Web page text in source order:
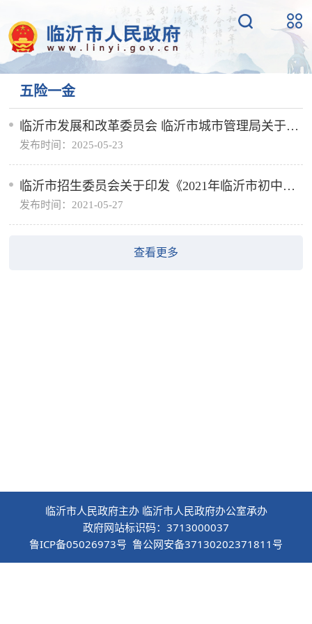
五险一金
临沂市发展和改革委员会 临沂市城市管理局关于继
续执行临发改成本〔2024〕137号文件的通知
发布时间：2025-05-23
临沂市招生委员会关于印发《2021年临沂市初中后
高等职业教育高等师范教育及普通中专招生录取工
作方案》的通知
发布时间：2021-05-27
查看更多
临沂市人民政府主办 临沂市人民政府办公室承办
政府网站标识码：3713000037
鲁ICP备05026973号 鲁公网安备37130202371811号